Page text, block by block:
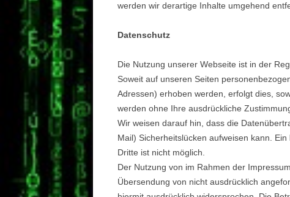
werden wir derartige Inhalte umgehend
Datenschutz
Die Nutzung unserer Webseite ist in der
Soweit auf unseren Seiten
Adressen) erhoben werden, erfolgt dies,
werden ohne Ihre ausdrückliche
Wir weisen darauf hin, dass die
Mail) Sicherheitslücken aufweisen kann.
Dritte ist nicht möglich.
Der Nutzung von im Rahmen der
Übersendung von nicht ausdrücklich